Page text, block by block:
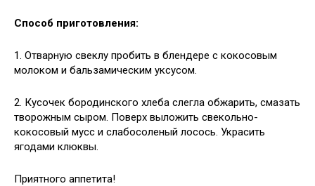
Способ приготовления:
1. Отварную свеклу пробить в блендере с кокосовым
молоком и бальзамическим уксусом.
2. Кусочек бородинского хлеба слегла обжарить, смазать
творожным сыром. Поверх выложить свекольно-
кокосовый мусс и слабосоленый лосось. Украсить
ягодами клюквы.
Приятного аппетита!